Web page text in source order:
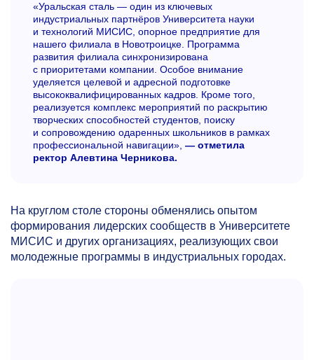
«Уральская сталь — один из ключевых
индустриальных партнёров Университета науки
и технологий МИСИС, опорное предприятие для
нашего филиала в Новотроицке. Программа
развития филиала синхронизирована
с приоритетами компании. Особое внимание
уделяется целевой и адресной подготовке
высококвалифицированных кадров. Кроме того,
реализуется комплекс мероприятий по раскрытию
творческих способностей студентов, поиску
и сопровождению одаренных школьников в рамках
профессиональной навигации», — отметила
ректор Алевтина Черникова.
На круглом столе стороны обменялись опытом
формирования лидерских сообществ в Университете
МИСИС и других организациях, реализующих свои
молодежные программы в индустриальных городах.